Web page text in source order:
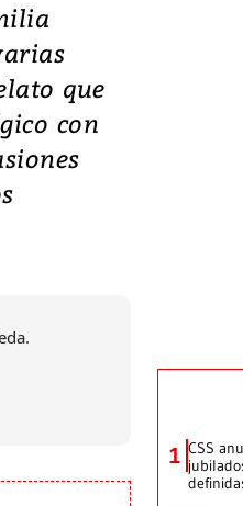
que
con
1 CSS